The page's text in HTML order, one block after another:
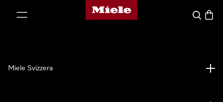
Homepage di Miele
Cerca
Miele Svizzera